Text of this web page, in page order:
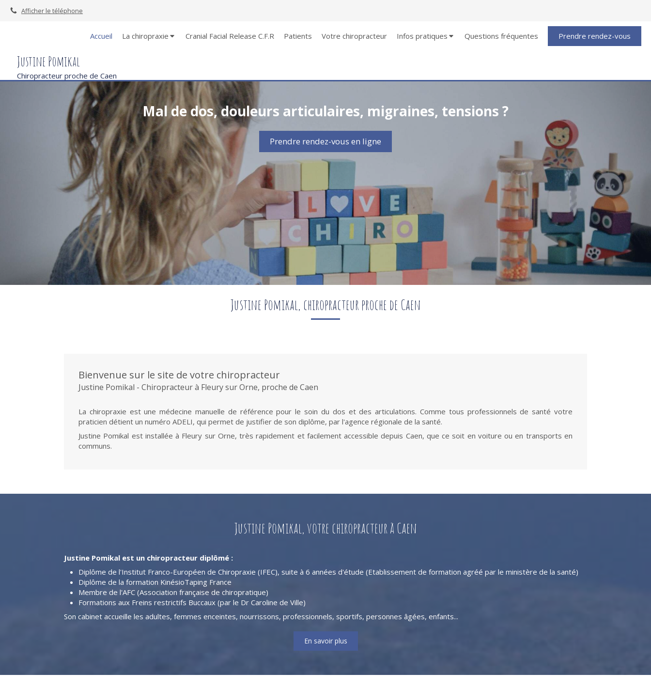
Afficher le téléphone
Accueil La chiropraxie Cranial Facial Release C.F.R Patients Votre chiropracteur Infos pratiques Questions fréquentes Prendre rendez-vous
Justine Pomikal
Chiropracteur proche de Caen
Mal de dos, douleurs articulaires, migraines, tensions ?
Prendre rendez-vous en ligne
Justine Pomikal, chiropracteur proche de Caen
Bienvenue sur le site de votre chiropracteur
Justine Pomikal - Chiropracteur à Fleury sur Orne, proche de Caen
La chiropraxie est une médecine manuelle de référence pour le soin du dos et des articulations. Comme tous professionnels de santé votre
praticien détient un numéro ADELI, qui permet de justifier de son diplôme, par l'agence régionale de la santé.
Justine Pomikal est installée à Fleury sur Orne, très rapidement et facilement accessible depuis Caen, que ce soit en voiture ou en transports en
communs.
Justine Pomikal, votre chiropracteur à Caen
Justine Pomikal est un chiropracteur diplômé :
Diplôme de l'Institut Franco-Européen de Chiropraxie (IFEC), suite à 6 années d'étude (Etablissement de formation agréé par le ministère de la santé)
Diplôme de la formation KinésioTaping France
Membre de l'AFC (Association française de chiropratique)
Formations aux Freins restrictifs Buccaux (par le Dr Caroline de Ville)
Son cabinet accueille les adultes, femmes enceintes, nourrissons, professionnels, sportifs, personnes âgées, enfants...
En savoir plus